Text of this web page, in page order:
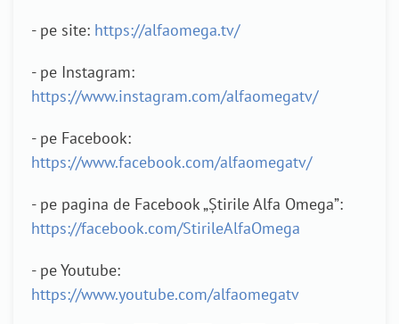
- pe site: https://alfaomega.tv/
- pe Instagram:
https://www.instagram.com/alfaomegatv/
- pe Facebook:
https://www.facebook.com/alfaomegatv/
- pe pagina de Facebook „Știrile Alfa Omega”:
https://facebook.com/StirileAlfaOmega
- pe Youtube:
https://www.youtube.com/alfaomegatv